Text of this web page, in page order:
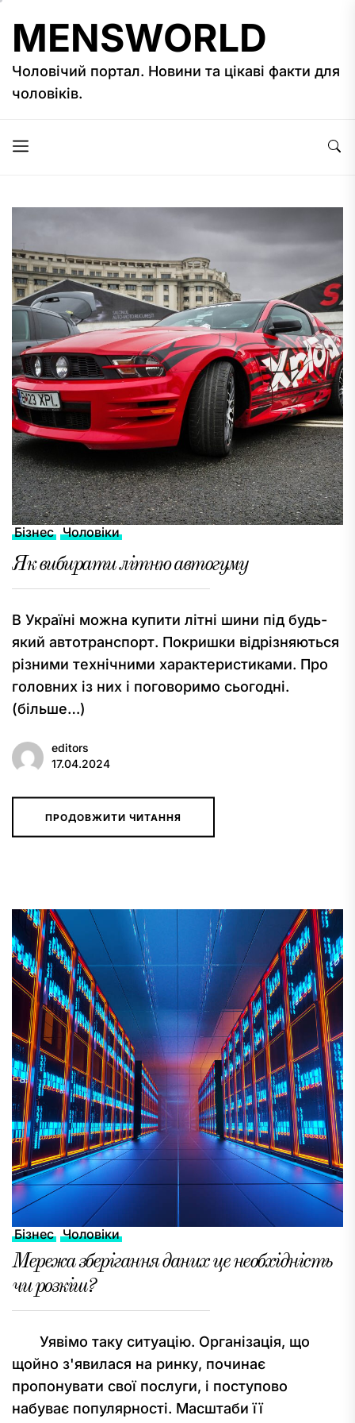
до
вмісту
MENSWORLD
Чоловічий портал. Новини та цікаві факти для
чоловіків.
Бізнес Чоловіки
Як вибирати літню автогуму
В Україні можна купити літні шини під будь-
який автотранспорт. Покришки відрізняються
різними технічними характеристиками. Про
головних із них і поговоримо сьогодні.
(більше…)
editors
17.04.2024
ПРОДОВЖИТИ ЧИТАННЯ
Бізнес Чоловіки
Мережа зберігання даних це необхідність
чи розкіш?
Уявімо таку ситуацію. Організація, що
щойно з'явилася на ринку, починає
пропонувати свої послуги, і поступово
набуває популярності. Масштаби її